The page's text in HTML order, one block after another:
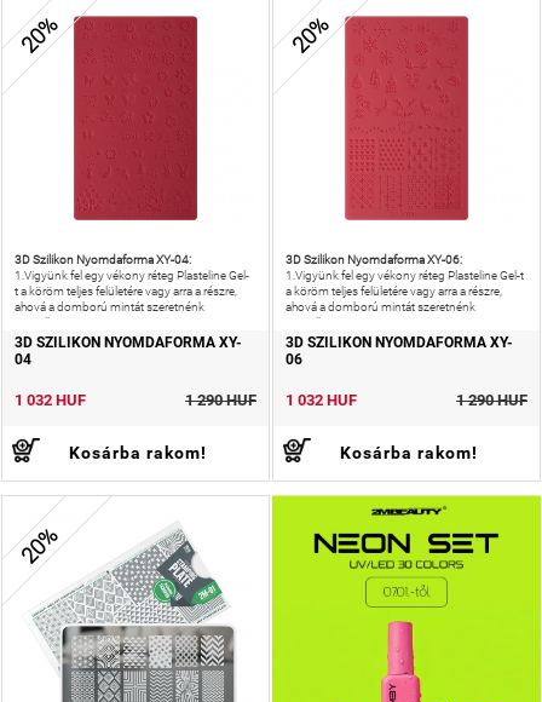
20%
3D Szilikon Nyomdaforma XY-04:
1.Vigyünk fel egy vékony réteg Plasteline Gel-
t a köröm teljes felületére vagy arra a részre,
ahová a domború mintát szeretnénk
megalkotni.2.
3D SZILIKON NYOMDAFORMA XY-
04
1 032 HUF 1 290 HUF
Kosárba rakom!
20%
3D Szilikon Nyomdaforma XY-06:
1.Vigyünk fel egy vékony réteg Plasteline Gel-t
a köröm teljes felületére vagy arra a részre,
ahová a domború mintát szeretnénk
megalkotni.2.
3D SZILIKON NYOMDAFORMA XY-
06
1 032 HUF 1 290 HUF
Kosárba rakom!
20%